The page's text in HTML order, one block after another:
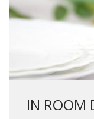
IN ROOM